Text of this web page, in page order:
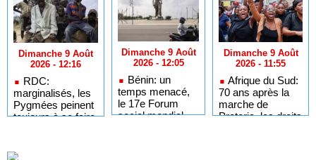
Dimanche 9 Août
2026 - 12:16
RDC:
marginalisés, les
Pygmées peinent
toujours à se faire
Dimanche 9 Août
2026 - 12:05
Bénin: un
temps menacé,
le 17e Forum
social mondial
Dimanche 9 Août
2026 - 11:55
Afrique du Sud:
70 ans après la
marche de
Pretoria, les droits